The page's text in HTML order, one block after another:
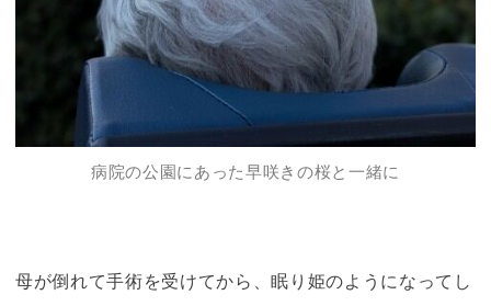
病院の公園にあった早咲きの桜と一緒に
母が倒れて手術を受けてから、眠り姫のようになってし